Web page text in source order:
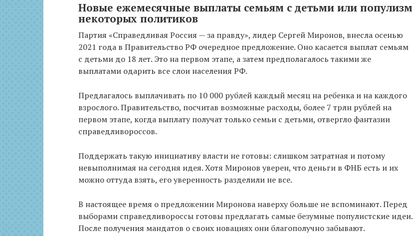
Новые ежемесячные выплаты семьям с детьми или популизм
некоторых политиков
Партия «Справедливая Россия — за правду», лидер Сергей Миронов, внесла осенью
2021 года в Правительство РФ очередное предложение. Оно касается выплат семьям
с детьми до 18 лет. Это на первом этапе, а затем предполагалось такими же
выплатами одарить все слои населения РФ.
Предлагалось выплачивать по 10 000 рублей каждый месяц на ребенка и на каждого
взрослого. Правительство, посчитав возможные расходы, более 7 трлн рублей на
первом этапе, когда выплату получат только семьи с детьми, отвергло фантазии
справедливороссов.
Поддержать такую инициативу власти не готовы: слишком затратная и потому
невыполнимая на сегодня идея. Хотя Миронов уверен, что деньги в ФНБ есть и их
можно оттуда взять, его уверенность разделили не все.
В настоящее время о предложении Миронова наверху больше не вспоминают. Перед
выборами справедливороссы готовы предлагать самые безумные популистские идеи.
После получения мандатов о своих новациях они благополучно забывают.